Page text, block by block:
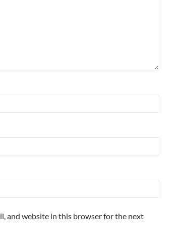
and website in this browser for the next